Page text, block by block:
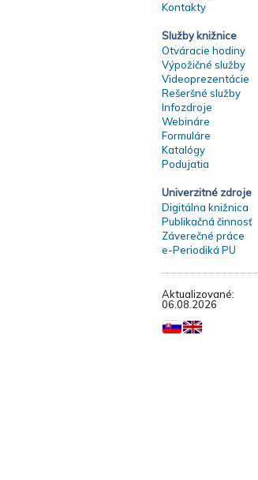
Kontakty
Služby knižnice
Otváracie hodiny
Výpožičné služby
Videoprezentácie
Rešeršné služby
Infozdroje
Webináre
Formuláre
Katalógy
Podujatia
Univerzitné zdroje
Digitálna knižnica
Publikačná činnosť
Záverečné práce
e-Periodiká PU
Aktualizované:
06.08.2026